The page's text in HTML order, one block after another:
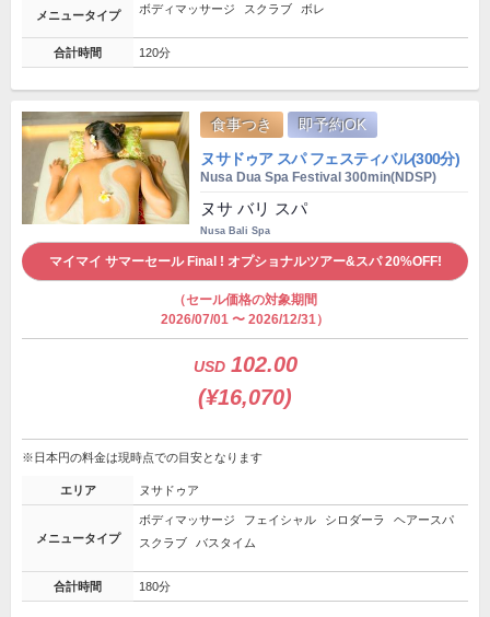
メニュータイプ ボディマッサージ スクラブ ボレ
合計時間 120分
食事つき
即予約OK
ヌサドゥア スパ フェスティバル(300分)
Nusa Dua Spa Festival 300min(NDSP)
ヌサ バリ スパ
Nusa Bali Spa
マイマイ サマーセール Final ! オプショナルツアー&スパ 20%OFF!
（セール価格の対象期間
2026/07/01 〜 2026/12/31）
USD 102.00
(¥16,070)
※日本円の料金は現時点での目安となります
エリア ヌサドゥア
メニュータイプ
ボディマッサージ フェイシャル シロダーラ
ヘアースパ
スクラブ
バスタイム
合計時間 180分